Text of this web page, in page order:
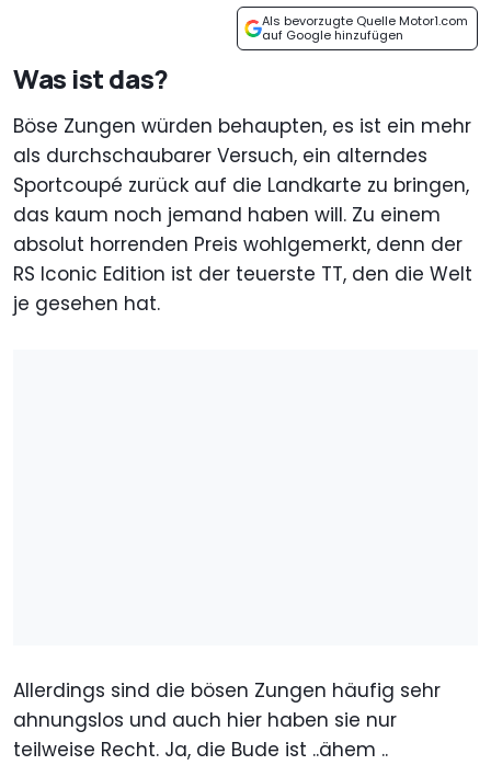
Als bevorzugte Quelle Motor1.com
auf Google hinzufügen
Was ist das?
Böse Zungen würden behaupten, es ist ein mehr
als durchschaubarer Versuch, ein alterndes
Sportcoupé zurück auf die Landkarte zu bringen,
das kaum noch jemand haben will. Zu einem
absolut horrenden Preis wohlgemerkt, denn der
RS Iconic Edition ist der teuerste TT, den die Welt
je gesehen hat.
Allerdings sind die bösen Zungen häufig sehr
ahnungslos und auch hier haben sie nur
teilweise Recht. Ja, die Bude ist ..ähem ..